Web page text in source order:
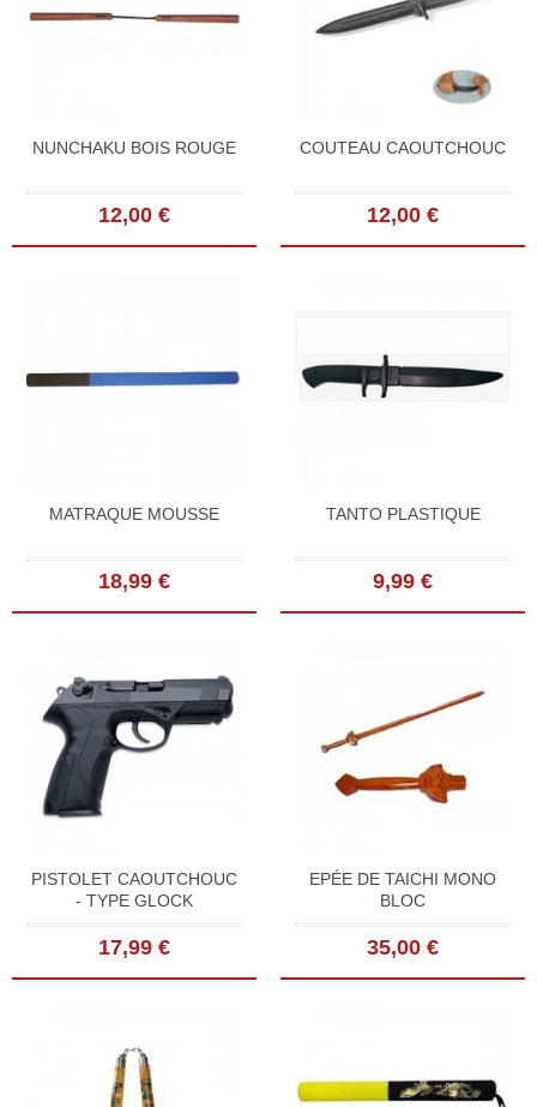
NUNCHAKU BOIS ROUGE
12,00 €
COUTEAU CAOUTCHOUC
12,00 €
MATRAQUE MOUSSE
18,99 €
TANTO PLASTIQUE
9,99 €
PISTOLET CAOUTCHOUC
- TYPE GLOCK
17,99 €
EPÉE DE TAICHI MONO
BLOC
35,00 €